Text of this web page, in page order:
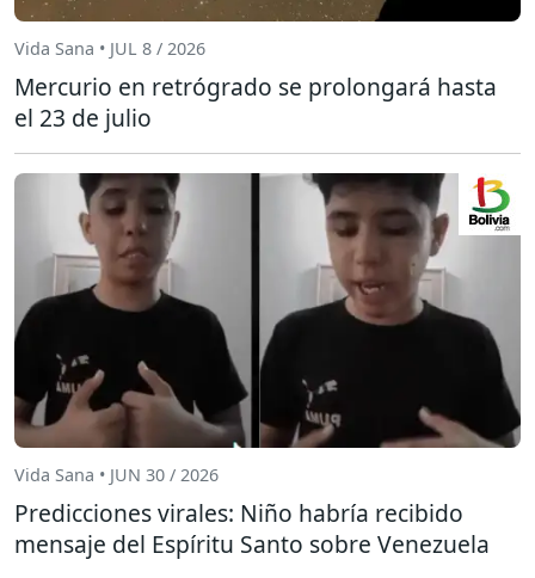
Vida Sana • JUL 8 / 2026
Mercurio en retrógrado se prolongará hasta
el 23 de julio
Vida Sana • JUN 30 / 2026
Predicciones virales: Niño habría recibido
mensaje del Espíritu Santo sobre Venezuela